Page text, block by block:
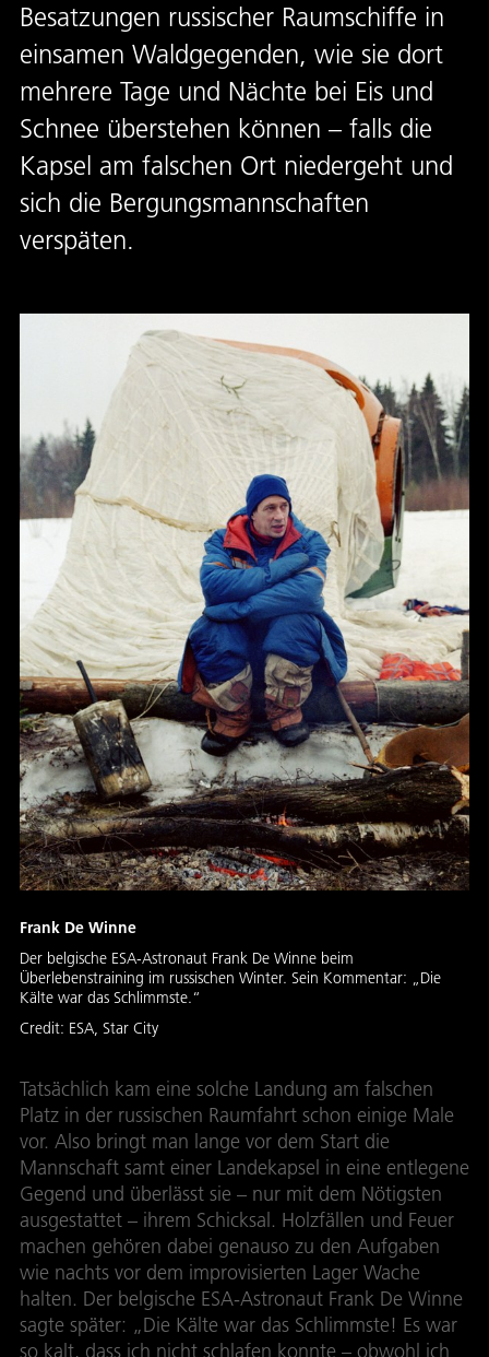
Besatzungen russischer Raumschiffe in
einsamen Waldgegenden, wie sie dort
mehrere Tage und Nächte bei Eis und
Schnee überstehen können – falls die
Kapsel am falschen Ort niedergeht und
sich die Bergungsmannschaften
verspäten.
Frank De Winne
Der belgische ESA-Astronaut Frank De Winne beim
Überlebenstraining im russischen Winter. Sein Kommentar: „Die
Kälte war das Schlimmste.“
Credit: ESA, Star City
Tatsächlich kam eine solche Landung am falschen
Platz in der russischen Raumfahrt schon einige Male
vor. Also bringt man lange vor dem Start die
Mannschaft samt einer Landekapsel in eine entlegene
Gegend und überlässt sie – nur mit dem Nötigsten
ausgestattet – ihrem Schicksal. Holzfällen und Feuer
machen gehören dabei genauso zu den Aufgaben
wie nachts vor dem improvisierten Lager Wache
halten. Der belgische ESA-Astronaut Frank De Winne
sagte später: „Die Kälte war das Schlimmste! Es war
so kalt, dass ich nicht schlafen konnte – obwohl ich